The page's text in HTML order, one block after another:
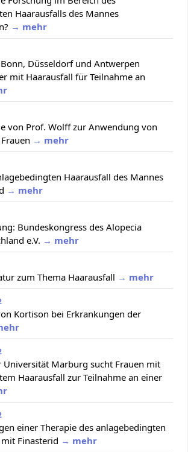
Haarausfalls des Mannes
→ mehr
Düsseldorf und Antwerpen
mit Haarausfall für Teilnahme an
von Prof. Wolff zur Anwendung von
→ mehr
Haarausfall des Mannes
→ mehr
Bundeskongress des Alopecia
e.V. → mehr
zum Thema Haarausfall → mehr
Kortison bei Erkrankungen der
Universität Marburg sucht Frauen mit
Haarausfall zur Teilnahme an einer
einer Therapie des anlagebedingten
Finasterid → mehr